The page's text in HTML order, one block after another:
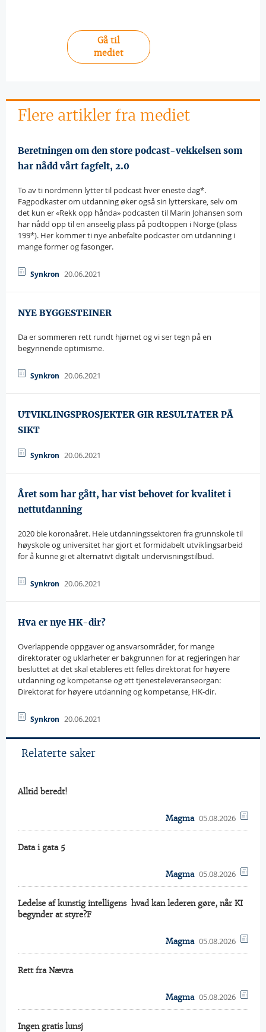
Gå til
mediet
Flere artikler fra mediet
Beretningen om den store podcast-vekkelsen som
har nådd vårt fagfelt, 2.0
To av ti nordmenn lytter til podcast hver eneste dag*.
Fagpodkaster om utdanning øker også sin lytterskare, selv om
det kun er «Rekk opp hånda» podcasten til Marin Johansen som
har nådd opp til en anseelig plass på podtoppen i Norge (plass
199*). Her kommer ti nye anbefalte podcaster om utdanning i
mange former og fasonger.
Synkron 20.06.2021
NYE BYGGESTEINER
Da er sommeren rett rundt hjørnet og vi ser tegn på en
begynnende optimisme.
Synkron 20.06.2021
UTVIKLINGSPROSJEKTER GIR RESULTATER PÅ
SIKT
Synkron 20.06.2021
Året som har gått, har vist behovet for kvalitet i
nettutdanning
2020 ble koronaåret. Hele utdanningssektoren fra grunnskole til
høyskole og universitet har gjort et formidabelt utviklingsarbeid
for å kunne gi et alternativt digitalt undervisningstilbud.
Synkron 20.06.2021
Hva er nye HK-dir?
Overlappende oppgaver og ansvarsområder, for mange
direktorater og uklarheter er bakgrunnen for at regjeringen har
besluttet at det skal etableres ett felles direktorat for høyere
utdanning og kompetanse og ett tjenesteleveranseorgan:
Direktorat for høyere utdanning og kompetanse, HK-dir.
Synkron 20.06.2021
Relaterte saker
Alltid beredt!
Magma 05.08.2026
Data i gata 5
Magma 05.08.2026
Ledelse af kunstig intelligens  hvad kan lederen gøre, når KI
begynder at styre?F
Magma 05.08.2026
Rett fra Nævra
Magma 05.08.2026
Ingen gratis lunsj